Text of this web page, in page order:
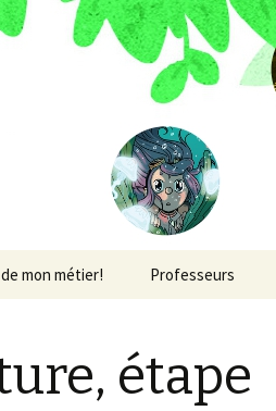
mon métier! Professeurs
étape